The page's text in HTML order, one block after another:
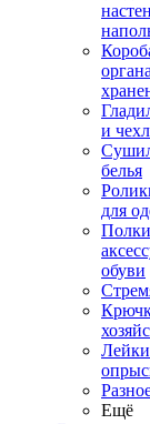
и
белья
для
обуви
Ещё